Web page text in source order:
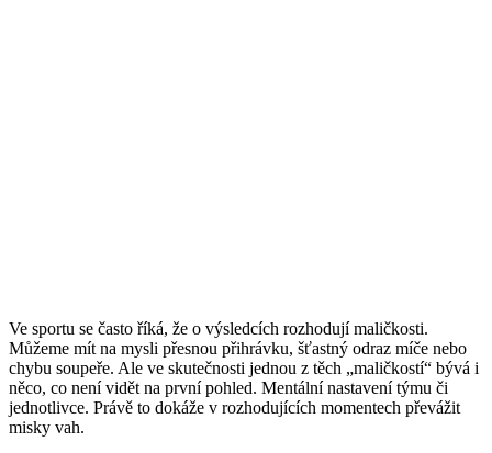
Ve sportu se často říká, že o výsledcích rozhodují maličkosti.
Můžeme mít na mysli přesnou přihrávku, šťastný odraz míče nebo
chybu soupeře. Ale ve skutečnosti jednou z těch „maličkostí“ bývá i
něco, co není vidět na první pohled. Mentální nastavení týmu či
jednotlivce. Právě to dokáže v rozhodujících momentech převážit
misky vah.